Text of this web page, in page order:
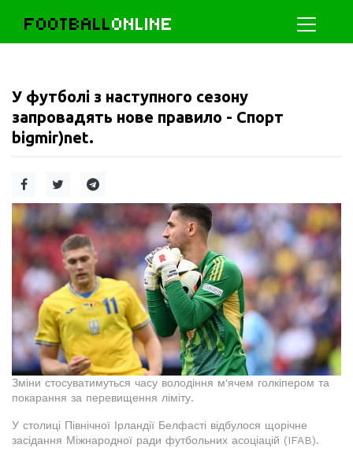
FOOTBALLONLINE
У футболі з наступного сезону
запровадять нове правило - Спорт
bigmir)net.
Зміни стосуватимуться часу володіння м'ячем голкіпером та
покарання за перевищення ліміту.
У столиці Північної Ірландії Белфасті відбулося щорічне
засідання Міжнародної ради футбольних асоціацій (IFAB).